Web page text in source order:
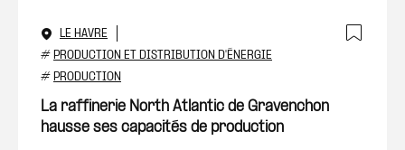
LE HAVRE
# PRODUCTION ET DISTRIBUTION D'ÉNERGIE
# PRODUCTION
La raffinerie North Atlantic de Gravenchon
hausse ses capacités de production